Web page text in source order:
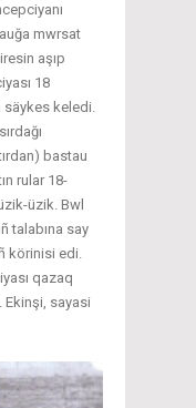
mwrsat
aşıp
18
säykes keledi.
bastau
rular 18-
üzik. Bwl
talabına say
körinisi edi.
qazaq
Ekinşi, sayasi